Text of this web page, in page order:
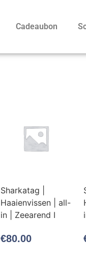
Cadeaubon
Sharkatag |
Haaienvissen | all-
in | Zeearend I
€80.00